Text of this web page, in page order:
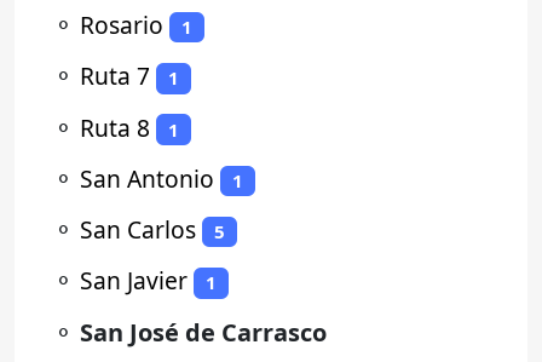
⚬ Rosario 1
⚬ Ruta 7 1
⚬ Ruta 8 1
⚬ San Antonio 1
⚬ San Carlos 5
⚬ San Javier 1
⚬ San José de Carrasco